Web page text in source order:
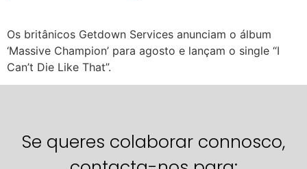
Os britânicos Getdown Services anunciam o álbum
‘Massive Champion’ para agosto e lançam o single “I
Can’t Die Like That”.
Se queres colaborar connosco,